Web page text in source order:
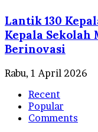
Lantik 130
Kepala
Berinovasi
Rabu, 1 April 2026
Recent
Popular
Comments